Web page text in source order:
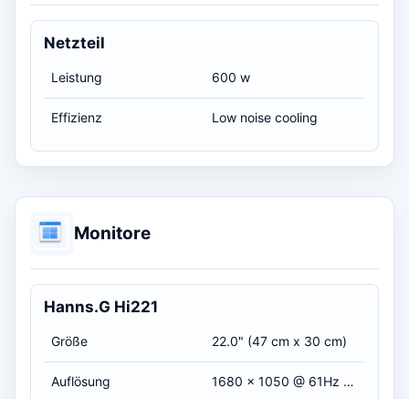
Netzteil
Leistung 600 w
Effizienz Low noise cooling
Monitore
Hanns.G Hi221
Größe 22.0" (47 cm x 30 cm)
Auflösung 1680 x 1050 @ 61Hz - Aspect Ratio 16:10